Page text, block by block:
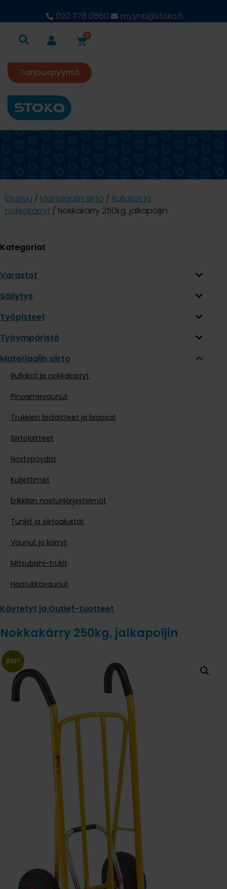
020 778 0860 myynti@stoka.fi
0
Tarjouspyyntö
Etusivu / Materiaalin siirto / Rullakot ja
nokkakärryt / Nokkakärry 250kg, jalkapoljin
Kategoriat
Varastot
Säilytys
Työpisteet
Työympäristö
Materiaalin siirto
Rullakot ja nokkakärryt
Pinoamisvaunut
Trukkien lisälaitteet ja lisäosat
Siirtolaitteet
Nostopöydät
Kuljettimet
Erikkilan nosturijärjestelmät
Tunkit ja siirtoalustat
Vaunut ja kärryt
Mitsubishi-trukit
Haarukkavaunut
Käytetyt ja Outlet-tuotteet
Nokkakärry 250kg, jalkapoljin
Ale!